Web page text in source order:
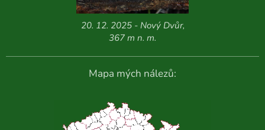
20. 12. 2025 - Nový Dvůr,
367 m n. m.
Mapa mých nálezů: